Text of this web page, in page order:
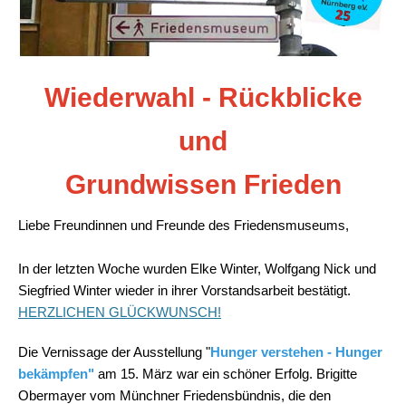
Wiederwahl - Rückblicke
und
Grundwissen Frieden
Liebe Freundinnen und Freunde des Friedensmuseums,
In der letzten Woche wurden Elke Winter, Wolfgang Nick und
Siegfried Winter wieder in ihrer Vorstandsarbeit bestätigt.
HERZLICHEN GLÜCKWUNSCH!
Die Vernissage der Ausstellung "Hunger verstehen - Hunger
bekämpfen" am 15. März war ein schöner Erfolg. Brigitte
Obermayer vom Münchner Friedensbündnis, die den